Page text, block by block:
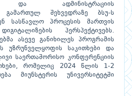
და ადმინისტრაციის
გამართულ შეხვედრაზე ბსუ-ს
სასწავლო პროცესის მართვის
პერსპექტივებს.
ასევე განიხილეს პროგრამის
უზრუნველყოფის საკითხები და
საერთაშორისო კონფერენციის
რომელიც 2024 წლის 1-2
მიუნსტერის უნივერსიტეტში